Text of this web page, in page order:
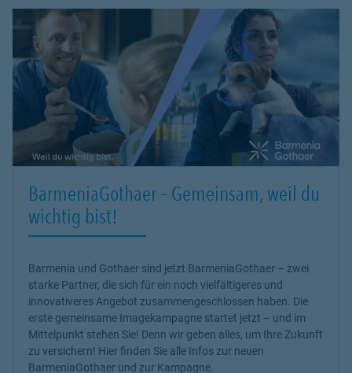
BarmeniaGothaer – Gemeinsam, weil du
wichtig bist!
Barmenia und Gothaer sind jetzt BarmeniaGothaer – zwei
starke Partner, die sich für ein noch vielfältigeres und
innovativeres Angebot zusammengeschlossen haben. Die
erste gemeinsame Imagekampagne startet jetzt – und im
Mittelpunkt stehen Sie! Denn wir geben alles, um Ihre Zukunft
zu versichern! Hier finden Sie alle Infos zur neuen
BarmeniaGothaer und zur Kampagne.